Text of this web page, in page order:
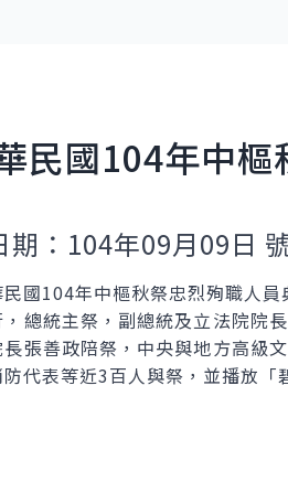
民國104年中
期：104年09月09日
104年中樞秋祭忠烈殉職人員
總統主祭，副總統及立法院院
張善政陪祭，中央與地方高級
代表等近3百人與祭，並播放